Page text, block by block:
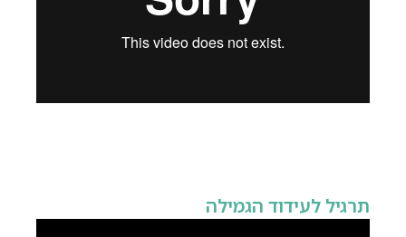
תרגיל לעידוד הגמילה